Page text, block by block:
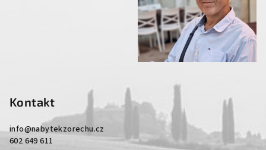
Kontakt
info@nabytekzorechu.cz
602 649 611